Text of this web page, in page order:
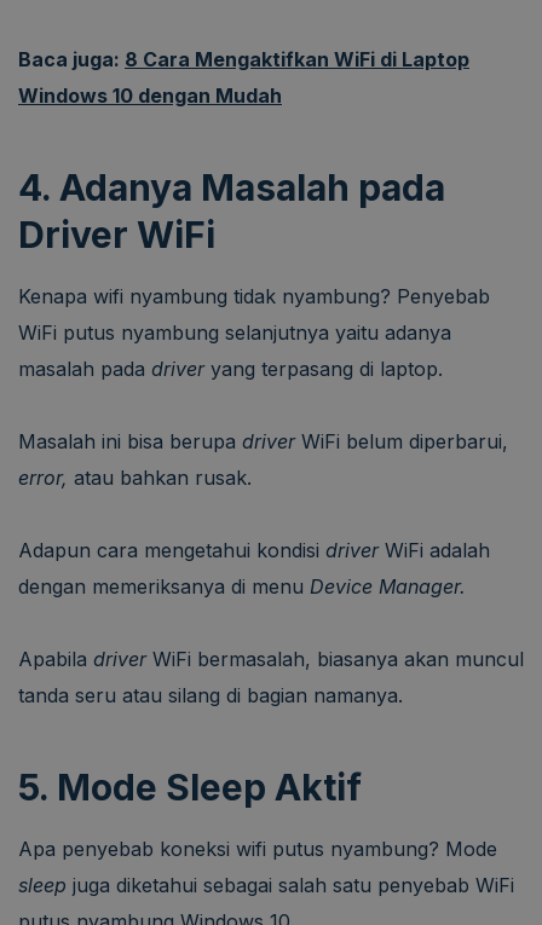
Baca juga: 8 Cara Mengaktifkan WiFi di Laptop
Windows 10 dengan Mudah
4. Adanya Masalah pada
Driver WiFi
Kenapa wifi nyambung tidak nyambung? Penyebab
WiFi putus nyambung selanjutnya yaitu adanya
masalah pada driver yang terpasang di laptop.
Masalah ini bisa berupa driver WiFi belum diperbarui,
error, atau bahkan rusak.
Adapun cara mengetahui kondisi driver WiFi adalah
dengan memeriksanya di menu Device Manager.
Apabila driver WiFi bermasalah, biasanya akan muncul
tanda seru atau silang di bagian namanya.
5. Mode Sleep Aktif
Apa penyebab koneksi wifi putus nyambung? Mode
sleep juga diketahui sebagai salah satu penyebab WiFi